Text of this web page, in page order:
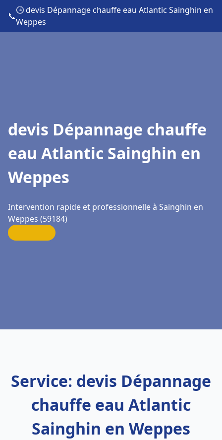
📞
🕒 devis Dépannage chauffe eau Atlantic Sainghin en
Weppes
devis Dépannage chauffe
eau Atlantic Sainghin en
Weppes
Intervention rapide et professionnelle à Sainghin en
Weppes (59184)
Service: devis Dépannage
chauffe eau Atlantic
Sainghin en Weppes